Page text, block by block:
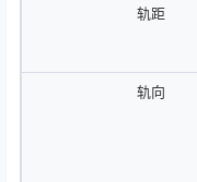
轨距
轨向